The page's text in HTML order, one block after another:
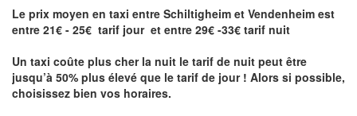
Le prix moyen en taxi entre Schiltigheim et Vendenheim est
entre 21€ - 25€ tarif jour et entre 29€ -33€ tarif nuit
Un taxi coûte plus cher la nuit le tarif de nuit peut être
jusqu’à 50% plus élevé que le tarif de jour ! Alors si possible,
choisissez bien vos horaires.